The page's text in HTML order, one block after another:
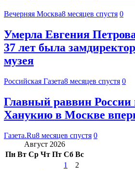
Вечерняя Москва8 месяцев спустя 0
Умерла Евгения
37 лет была
музея
Российская Газета8 месяцев спустя 0
Главный раввин России
Ханукию в Москве
Газета.Ru8 месяцев спустя 0
Август 2026
Пн Вт Ср Чт Пт Сб Вс
1
2